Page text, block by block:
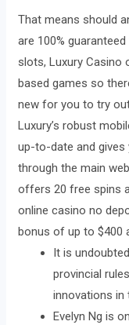
That means should
are 100%
slots, Luxury Casino
based games so
new for you to try
Luxury’s robust
up-to-date and
through the main
offers 20 free spins
online casino no
bonus of up to $400
It is
provincial
innovations in
Evelyn Ng is